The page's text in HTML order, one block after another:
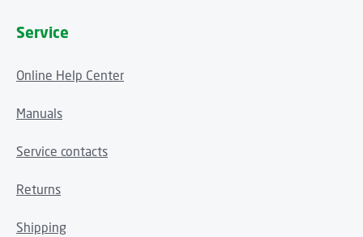
Service
Online Help Center
Manuals
Service contacts
Returns
Shipping